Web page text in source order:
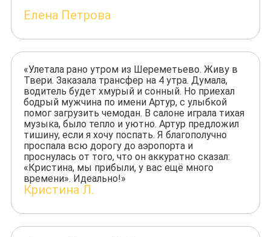
Елена Петрова
«Улетала рано утром из Шереметьево. Живу в
Твери. Заказала трансфер на 4 утра. Думала,
водитель будет хмурый и сонный. Но приехал
бодрый мужчина по имени Артур, с улыбкой
помог загрузить чемодан. В салоне играла тихая
музыка, было тепло и уютно. Артур предложил
тишину, если я хочу поспать. Я благополучно
проспала всю дорогу до аэропорта и
проснулась от того, что он аккуратно сказал:
«Кристина, мы прибыли, у вас ещё много
времени». Идеально!»
Кристина Л.